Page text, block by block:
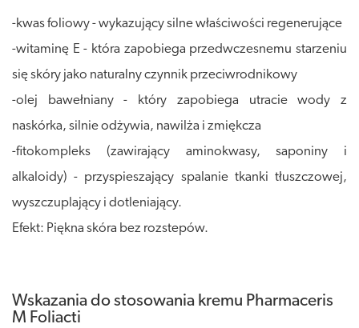
-kwas foliowy - wykazujący silne właściwości regenerujące
-witaminę E - która zapobiega przedwczesnemu starzeniu
się skóry jako naturalny czynnik przeciwrodnikowy
-olej bawełniany - który zapobiega utracie wody z
naskórka, silnie odżywia, nawilża i zmiękcza
-fitokompleks (zawirający aminokwasy, saponiny i
alkaloidy) - przyspieszający spalanie tkanki tłuszczowej,
wyszczuplający i dotleniający.
Efekt: Piękna skóra bez rozstepów.
Wskazania do stosowania kremu Pharmaceris
M Foliacti